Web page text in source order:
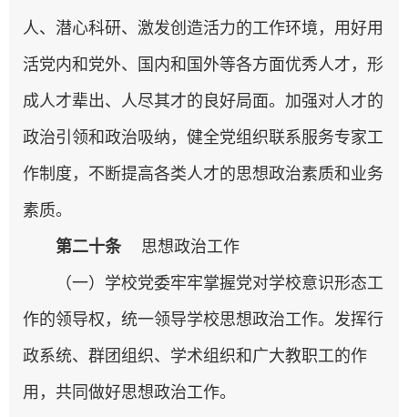
人、潜心科研、激发创造活力的工作环境，用好用
活党内和党外、国内和国外等各方面优秀人才，形
成人才辈出、人尽其才的良好局面。加强对人才的
政治引领和政治吸纳，健全党组织联系服务专家工
作制度，不断提高各类人才的思想政治素质和业务
素质。
第二十条 思想政治工作
（一）学校党委牢牢掌握党对学校意识形态工
作的领导权，统一领导学校思想政治工作。发挥行
政系统、群团组织、学术组织和广大教职工的作
用，共同做好思想政治工作。